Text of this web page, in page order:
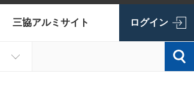
三協アルミサイト ログイン